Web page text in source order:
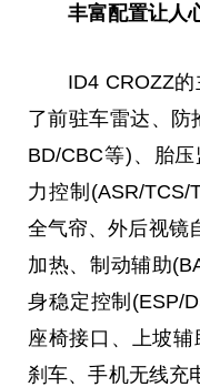
丰富配置让人
ID4 CROZZ
了前驻车雷达、防
BD/CBC等)、胎
力控制(ASR/
全气帘、外后视镜
加热、制动辅助
身稳定控制(ESP/
座椅接口、上坡
刹车、手机无线充